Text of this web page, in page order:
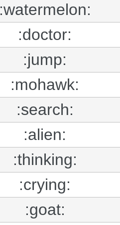
:watermelon:
:doctor:
:jump:
:mohawk:
:search:
:alien:
:thinking:
:crying:
:goat: